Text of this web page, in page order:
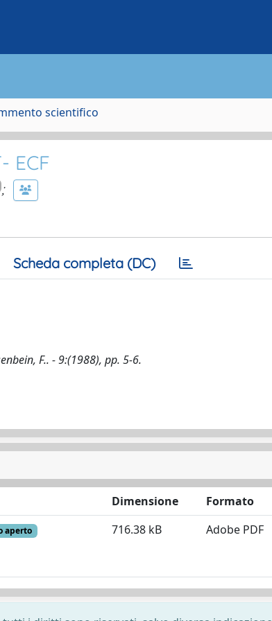
scientifico
ECF
;
Scheda completa (DC)
F.. - 9:(1988), pp. 5-6.
Dimensione
Formato
aperto 716.38 kB Adobe PDF